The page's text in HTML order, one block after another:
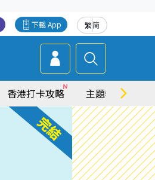
繁简
下載 App
香港打卡攻略 主題特集